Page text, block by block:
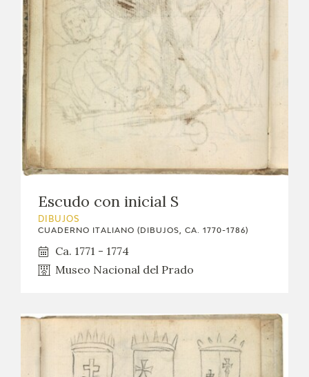
Escudo con inicial S
DIBUJOS
CUADERNO ITALIANO (DIBUJOS, CA. 1770-1786)
Ca. 1771 - 1774
Museo Nacional del Prado